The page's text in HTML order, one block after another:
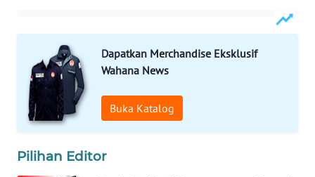
Dapatkan Merchandise Eksklusif
Wahana News
Buka Katalog
Pilihan Editor
PORTAL
KONSUMEN
FORWAMKI
ALPERKLINAS
FORJASIDA